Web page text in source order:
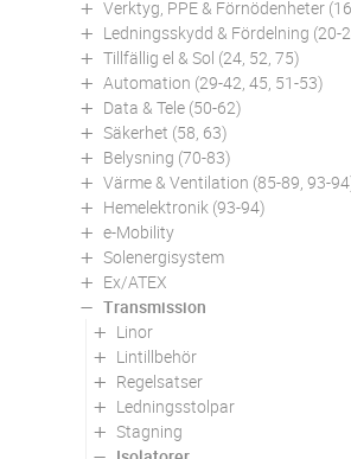
Verktyg, PPE & Förnödenheter
Ledningsskydd & Fördelning (20-
Tillfällig el & Sol (24, 52, 75)
Automation (29-42, 45, 51-53)
Data & Tele (50-62)
Säkerhet (58, 63)
Belysning (70-83)
Värme & Ventilation (85-89, 93-
Hemelektronik (93-94)
e-Mobility
Solenergisystem
Ex/ATEX
Transmission
Linor
Lintillbehör
Regelsatser
Ledningsstolpar
Stagning